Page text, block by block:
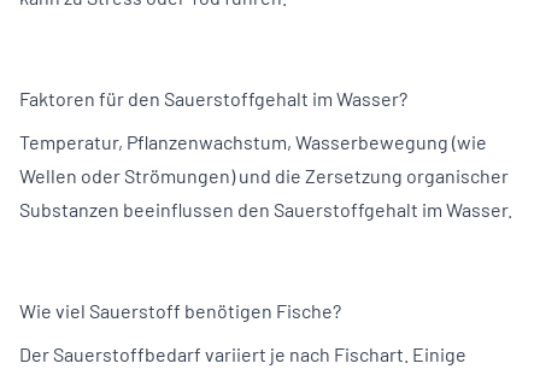
Faktoren für den Sauerstoffgehalt im Wasser?
Temperatur, Pflanzenwachstum, Wasserbewegung (wie
Wellen oder Strömungen) und die Zersetzung organischer
Substanzen beeinflussen den Sauerstoffgehalt im Wasser.
Wie viel Sauerstoff benötigen Fische?
Der Sauerstoffbedarf variiert je nach Fischart. Einige